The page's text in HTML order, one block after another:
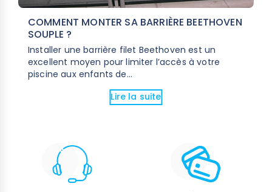
COMMENT MONTER SA BARRIÈRE BEETHOVEN
SOUPLE ?
Installer une barrière filet Beethoven est un
excellent moyen pour limiter l’accès à votre
piscine aux enfants de...
Lire la suite